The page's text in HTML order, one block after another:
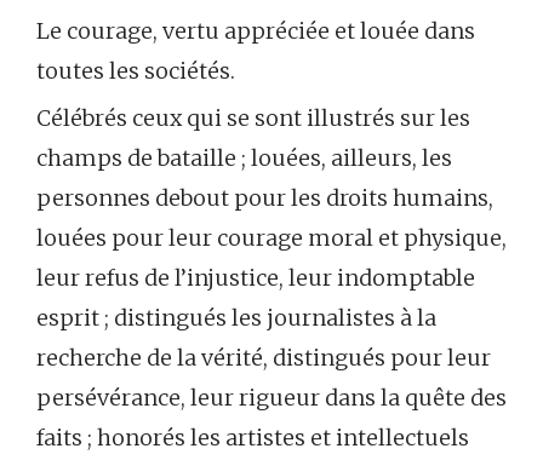
Le courage, vertu appréciée et louée dans
toutes les sociétés.
Célébrés ceux qui se sont illustrés sur les
champs de bataille ; louées, ailleurs, les
personnes debout pour les droits humains,
louées pour leur courage moral et physique,
leur refus de l’injustice, leur indomptable
esprit ; distingués les journalistes à la
recherche de la vérité, distingués pour leur
persévérance, leur rigueur dans la quête des
faits ; honorés les artistes et intellectuels